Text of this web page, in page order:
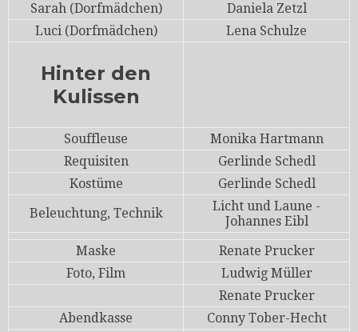
Sarah (Dorfmädchen)
Daniela Zetzl
Luci (Dorfmädchen)
Lena Schulze
Hinter den
Kulissen
Souffleuse
Monika Hartmann
Requisiten
Gerlinde Schedl
Kostüme
Gerlinde Schedl
Beleuchtung, Technik
Licht und Laune -
Johannes Eibl
Maske
Renate Prucker
Foto, Film
Ludwig Müller
Renate Prucker
Abendkasse
Conny Tober-Hecht